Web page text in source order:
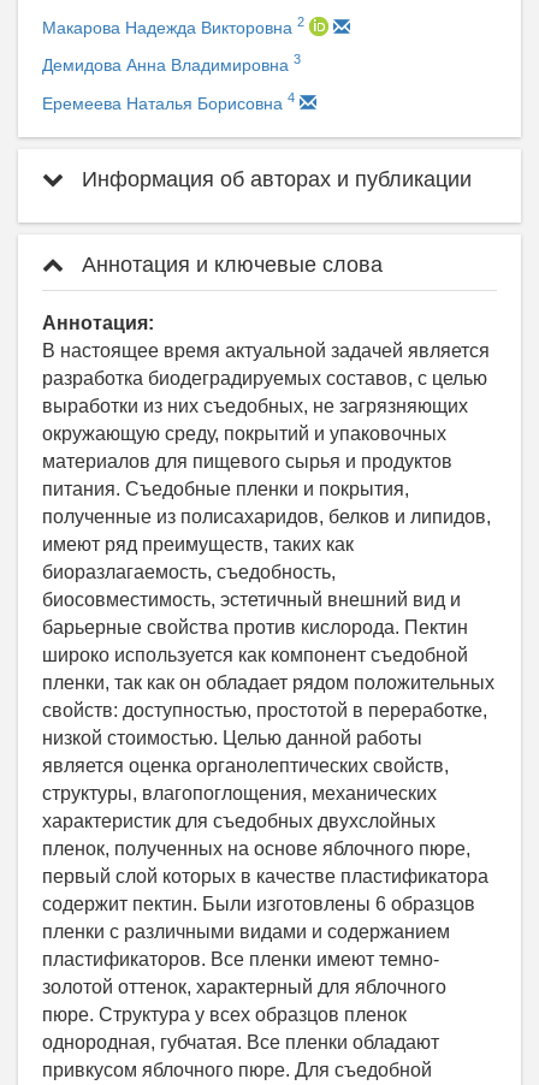
Макарова Надежда Викторовна 2
Демидова Анна Владимировна 3
Еремеева Наталья Борисовна 4
Информация об авторах и публикации
Аннотация и ключевые слова
Аннотация:
В настоящее время актуальной задачей является
разработка биодеградируемых составов, с целью
выработки из них съедобных, не загрязняющих
окружающую среду, покрытий и упаковочных
материалов для пищевого сырья и продуктов
питания. Съедобные пленки и покрытия,
полученные из полисахаридов, белков и липидов,
имеют ряд преимуществ, таких как
биоразлагаемость, съедобность,
биосовместимость, эстетичный внешний вид и
барьерные свойства против кислорода. Пектин
широко используется как компонент съедобной
пленки, так как он обладает рядом положительных
свойств: доступностью, простотой в переработке,
низкой стоимостью. Целью данной работы
является оценка органолептических свойств,
структуры, влагопоглощения, механических
характеристик для съедобных двухслойных
пленок, полученных на основе яблочного пюре,
первый слой которых в качестве пластификатора
содержит пектин. Были изготовлены 6 образцов
пленки с различными видами и содержанием
пластификаторов. Все пленки имеют темно-
золотой оттенок, характерный для яблочного
пюре. Структура у всех образцов пленок
однородная, губчатая. Все пленки обладают
привкусом яблочного пюре. Для съедобной